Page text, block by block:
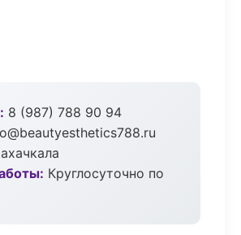
8 (987) 788 90 94
Круглосуточно по